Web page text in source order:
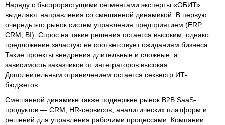
Наряду с быстрорастущими сегментами эксперты «ОБИТ»
выделяют направления со смешанной динамикой. В первую
очередь это рынок систем управления предприятием (ERP,
CRM, BI). Спрос на такие решения остается высоким, однако
предложение зачастую не соответствует ожиданиям бизнеса.
Такие проекты внедрения длительные и сложные, а
зависимость заказчиков от интеграторов высокая.
Дополнительным ограничением остается секвестр ИТ-
бюджетов.
Смешанной динамике также подвержен рынок B2B SaaS-
продуктов — CRM, HR-сервисов, аналитических платформ и
решений для управления рабочими процессами. Компании